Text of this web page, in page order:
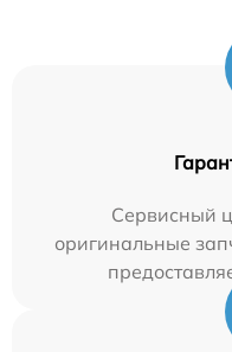
Сервисный
оригинальные